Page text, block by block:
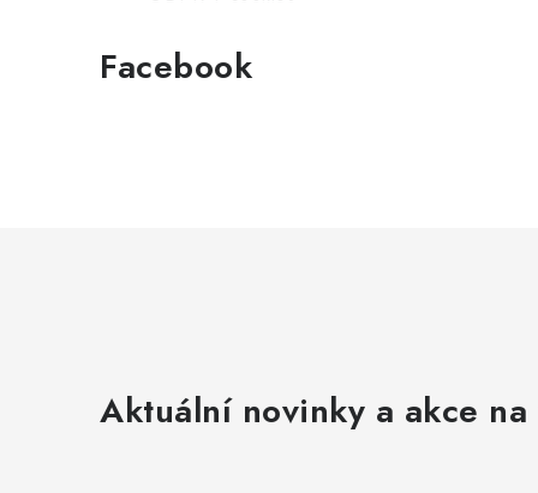
Facebook
Aktuální novinky a akce na